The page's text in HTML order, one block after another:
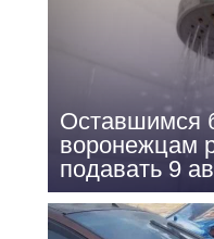
Оставшимся
воронежцам
подавать 9